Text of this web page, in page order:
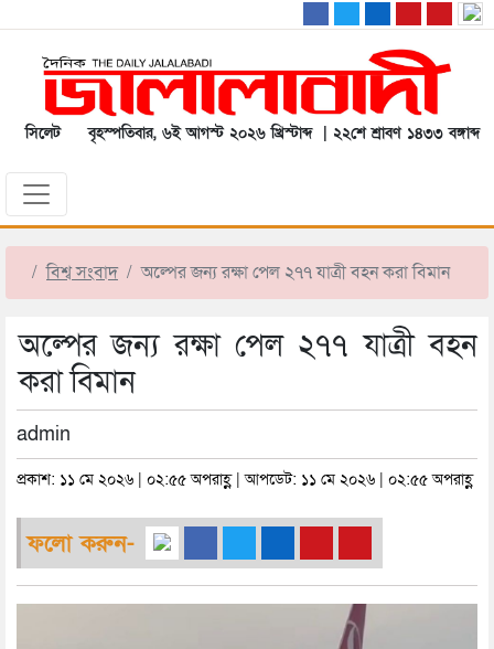
সিলেট বৃহস্পতিবার, ৬ই আগস্ট ২০২৬ খ্রিস্টাব্দ | ২২শে শ্রাবণ ১৪৩৩ বঙ্গাব্দ
বিশ্ব সংবাদ অল্পের জন্য রক্ষা পেল ২৭৭ যাত্রী বহন করা বিমান
অল্পের জন্য রক্ষা পেল ২৭৭ যাত্রী বহন
করা বিমান
admin
প্রকাশ: ১১ মে ২০২৬ | ০২:৫৫ অপরাহ্ণ | আপডেট: ১১ মে ২০২৬ | ০২:৫৫ অপরাহ্ণ
ফলো করুন-